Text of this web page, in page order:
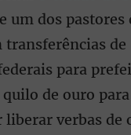
um dos pastores
transferências de
para
de ouro para
liberar verbas de